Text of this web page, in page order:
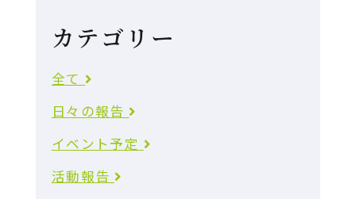
カテゴリー
全て
日々の報告
イベント予定
活動報告